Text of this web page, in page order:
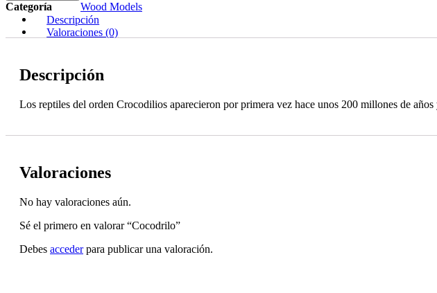
Categoría
Wood Models
Descripción
Valoraciones (0)
Descripción
Los reptiles del orden Crocodilios aparecieron por primera vez hace unos 200 millones de
Valoraciones
No hay valoraciones aún.
Sé el primero en valorar “Cocodrilo”
Debes accederpara publicar una valoración.